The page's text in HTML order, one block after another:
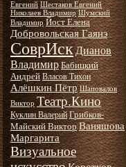
Евгений Шестаков Евгений
Николаев Владимир Шумский
Владимир Йост Елена
Добровольская Гаянэ
СоврИскДианов
Владимир Бабицкий
Андрей Власов Тихон
Алёшкин Пётр Шаповалов
Виктор Театр.Кино
Куклин Валерий Грибков-
Майский Виктор Ваняшова
Маргарита
Визуальное